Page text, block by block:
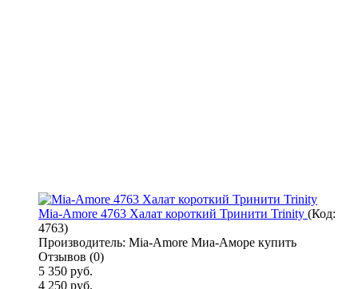
Mia-Amore 4763 Халат короткий Тринити Trinity (Код:
4763)
Производитель: Mia-Amore Миа-Аморе купить
Отзывов (0)
5 350 руб.
4 250 руб.